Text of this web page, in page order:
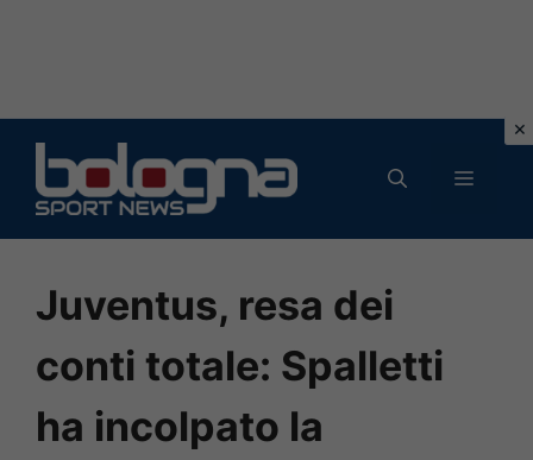
contenuto
MENU
Juventus, resa dei
conti totale: Spalletti
ha incolpato la